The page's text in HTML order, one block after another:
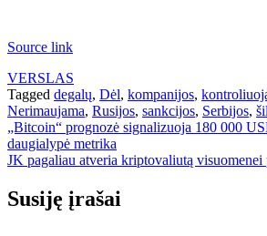
Source link
VERSLAS
Tagged degalų, Dėl, kompanijos,
Nerimaujama, Rusijos, sankcijos, Serbijos,
Navigacija
tarp
„Bitcoin“ prognozė signalizuoja 180 000
daugialypė metrika
JK pagaliau atveria kriptovaliutą
Susiję įrašai